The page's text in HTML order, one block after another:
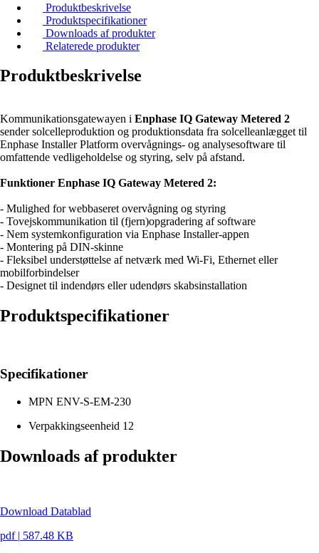
Produktbeskrivelse
Produktspecifikationer
Downloads af produkter
Relaterede produkter
Produktbeskrivelse
Kommunikationsgatewayen i Enphase IQ Gateway Metered 2
sender solcelleproduktion og produktionsdata fra solcelleanlægget til
Enphase Installer Platform overvågnings- og analysesoftware til
omfattende vedligeholdelse og styring, selv på afstand.
Funktioner Enphase IQ Gateway Metered 2:
- Mulighed for webbaseret overvågning og styring
- Tovejskommunikation til (fjern)opgradering af software
- Nem systemkonfiguration via Enphase Installer-appen
- Montering på DIN-skinne
- Fleksibel understøttelse af netværk med Wi-Fi, Ethernet eller
mobilforbindelser
- Designet til indendørs eller udendørs skabsinstallation
Produktspecifikationer
Specifikationer
MPN ENV-S-EM-230
Verpakkingseenheid 12
Downloads af produkter
Download Datablad
pdf | 587.48 KB